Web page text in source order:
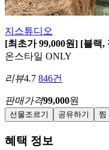
지스튜디오
[최초가 99,000원] [블랙,
온스타일 ONLY
리뷰4.7 846건
판매가격99,000원
선물조르기 공유하기 찜
혜택 정보